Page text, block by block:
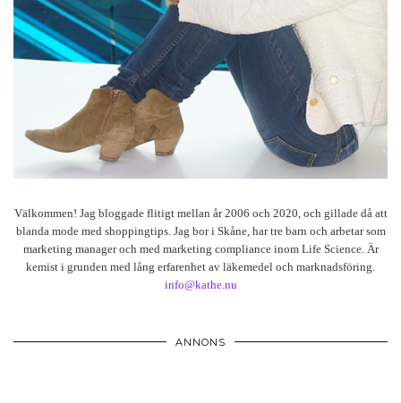
Välkommen! Jag bloggade flitigt mellan år 2006 och 2020, och gillade då att
blanda mode med shoppingtips. Jag bor i Skåne, har tre barn och arbetar som
marketing manager och med marketing compliance inom Life Science. Är
kemist i grunden med lång erfarenhet av läkemedel och marknadsföring.
info@kathe.nu
ANNONS